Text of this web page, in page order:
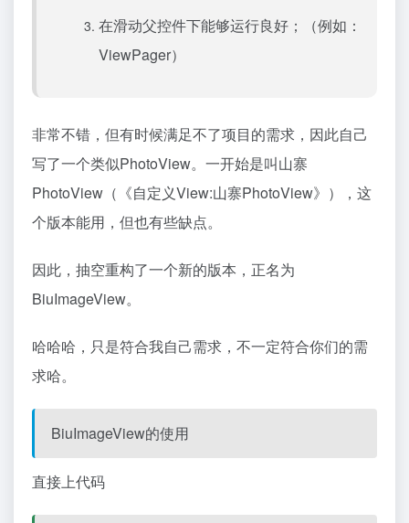
在滑动父控件下能够运行良好；（例如：
ViewPager）
非常不错，但有时候满足不了项目的需求，因此自己
写了一个类似PhotoView。一开始是叫山寨
PhotoView（《自定义View:山寨PhotoView》），这
个版本能用，但也有些缺点。
因此，抽空重构了一个新的版本，正名为
BiuImageView。
哈哈哈，只是符合我自己需求，不一定符合你们的需
求哈。
BiuImageView的使用
直接上代码